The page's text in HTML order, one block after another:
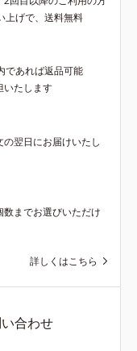
上げで、送料無料
であれば返品可能
たします
翌日にお届けいたし
までお選びいただけ
詳しくはこちら
合わせ